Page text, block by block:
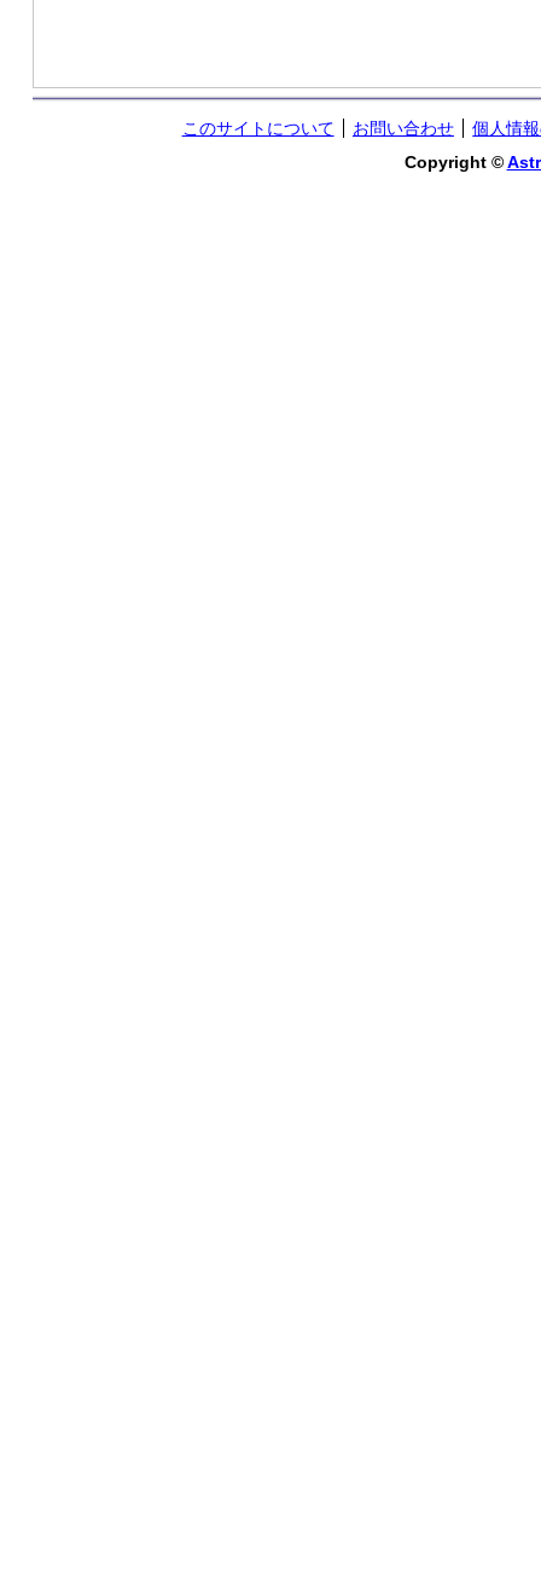
このサイトについて お問い合わせ
個人情
Copyright ©